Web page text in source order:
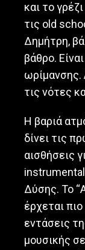
και το
τις old
Δημήτρη,
βάθρο.
ωρίμανσης.
τις νότες
Η βαριά
δίνει τις
αισθήσεις
Δύσης. Το
έρχεται πιο
εντάσεις
μουσικής